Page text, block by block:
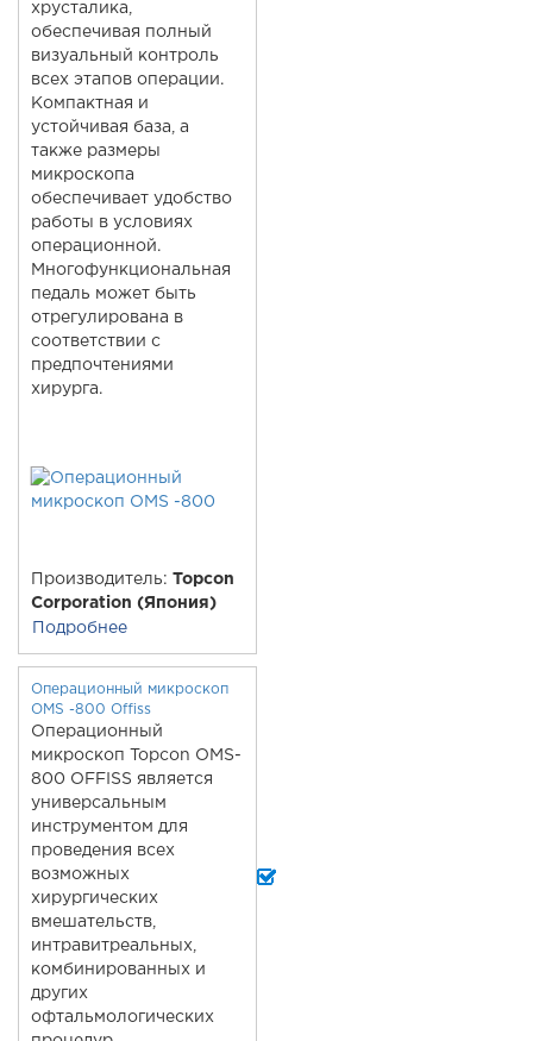
хрусталика,
обеспечивая полный
визуальный контроль
всех этапов операции.
Компактная и
устойчивая база, а
также размеры
микроскопа
обеспечивает удобство
работы в условиях
операционной.
Многофункциональная
педаль может быть
отрегулирована в
соответствии с
предпочтениями
хирурга.
Производитель: Topcon
Corporation (Япония)
Подробнее
Операционный микроскоп
OMS -800 Offiss
Операционный
микроскоп Topcon OMS-
800 OFFISS является
универсальным
инструментом для
проведения всех
возможных
хирургических
вмешательств,
интравитреальных,
комбинированных и
других
офтальмологических